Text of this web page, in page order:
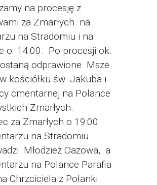
na procesję z
za Zmarłych na
na Stradomiu i na
o 14:00. Po procesji ok.
odprawione Msze
kościółku św. Jakuba i
cmentarnej na Polance
Zmarłych.
za Zmarłych o 19:00:
na Stradomiu
Młodzież Oazowa, a
na Polance Parafia
Chrzciciela z Polanki.